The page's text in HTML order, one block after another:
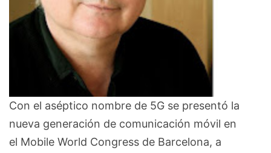
Con el aséptico nombre de 5G se presentó la
nueva generación de comunicación móvil en
el Mobile World Congress de Barcelona, a